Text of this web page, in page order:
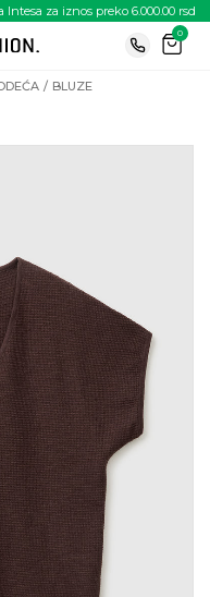
za iznos preko 6.000.00 rsd
0
BLUZE